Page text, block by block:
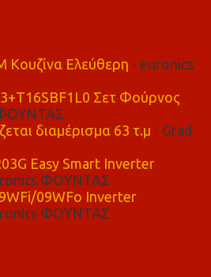
Κουζίνα Ελεύθερη - euronics
Σετ Φούρνος
διαμέρισμα 63 τ.μ - Grad
Easy Smart Inverter
ΦΟΥΝΤΑΣ
09WFo Inverter
ΦΟΥΝΤΑΣ